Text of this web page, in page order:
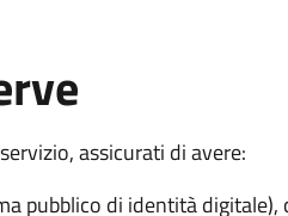
assicurati di avere:
pubblico di identità